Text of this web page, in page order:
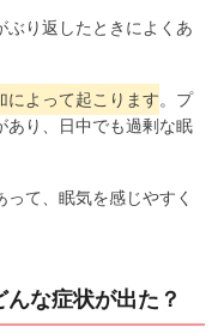
ぶり返したときによくあ
によって起こります。プ
あり、日中でも過剰な眠
て、眠気を感じやすく
な症状が出た？